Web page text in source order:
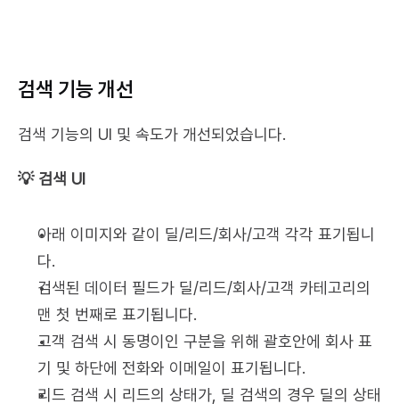
검색 기능 개선
검색 기능의 UI 및 속도가 개선되었습니다.
💡 검색 UI
아래 이미지와 같이 딜/리드/회사/고객 각각 표기됩니
다.
검색된 데이터 필드가 딜/리드/회사/고객 카테고리의
맨 첫 번째로 표기됩니다.
고객 검색 시 동명이인 구분을 위해 괄호안에 회사 표
기 및 하단에 전화와 이메일이 표기됩니다.
리드 검색 시 리드의 상태가, 딜 검색의 경우 딜의 상태